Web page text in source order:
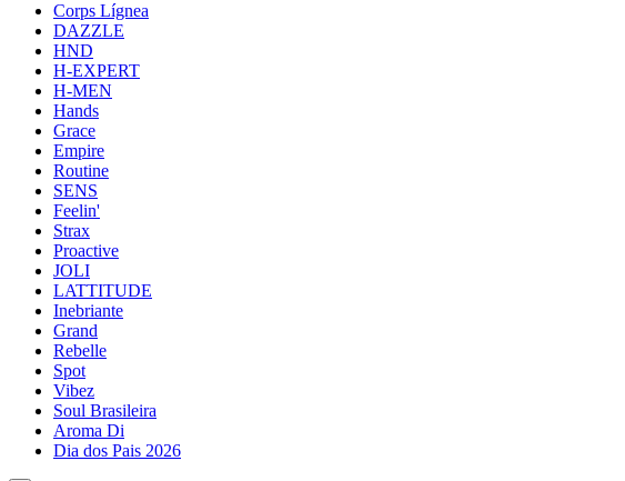
Corps Lígnea
DAZZLE
HND
H-EXPERT
H-MEN
Hands
Grace
Empire
Routine
SENS
Feelin'
Strax
Proactive
JOLI
LATTITUDE
Inebriante
Grand
Rebelle
Spot
Vibez
Soul Brasileira
Aroma Di
Dia dos Pais 2026